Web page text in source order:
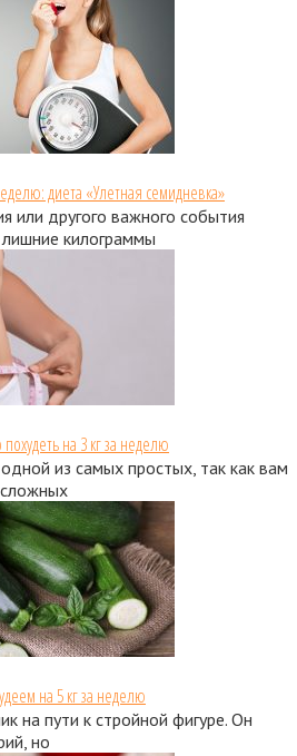
диета «Улетная семидневка»
или другого важного события
лишние килограммы
на 3 кг за неделю
из самых простых, так как вам
на 5 кг за неделю
на пути к стройной фигуре. Он
но